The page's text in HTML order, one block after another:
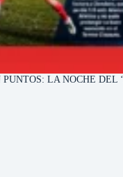
LA NOCHE DEL